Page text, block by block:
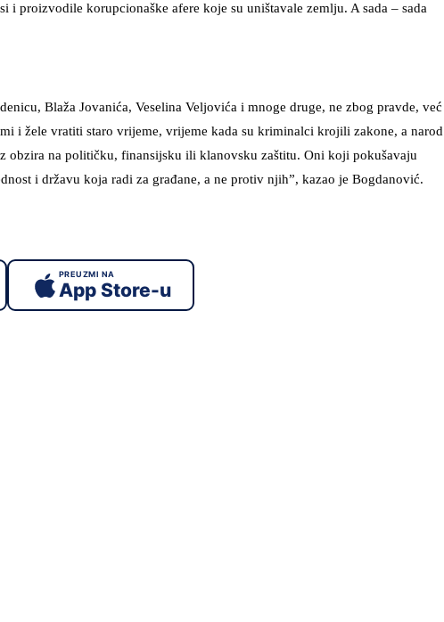
proizvodile korupcionaške afere koje su uništavale zemlju. A sada – sada
Blaža Jovanića, Veselina Veljovića i mnoge druge, ne zbog pravde, već
i žele vratiti staro vrijeme, vrijeme kada su kriminalci krojili zakone, a narod
obzira na političku, finansijsku ili klanovsku zaštitu. Oni koji pokušavaju
i državu koja radi za građane, a ne protiv njih”, kazao je Bogdanović.
PREUZMI NA
App Store-u